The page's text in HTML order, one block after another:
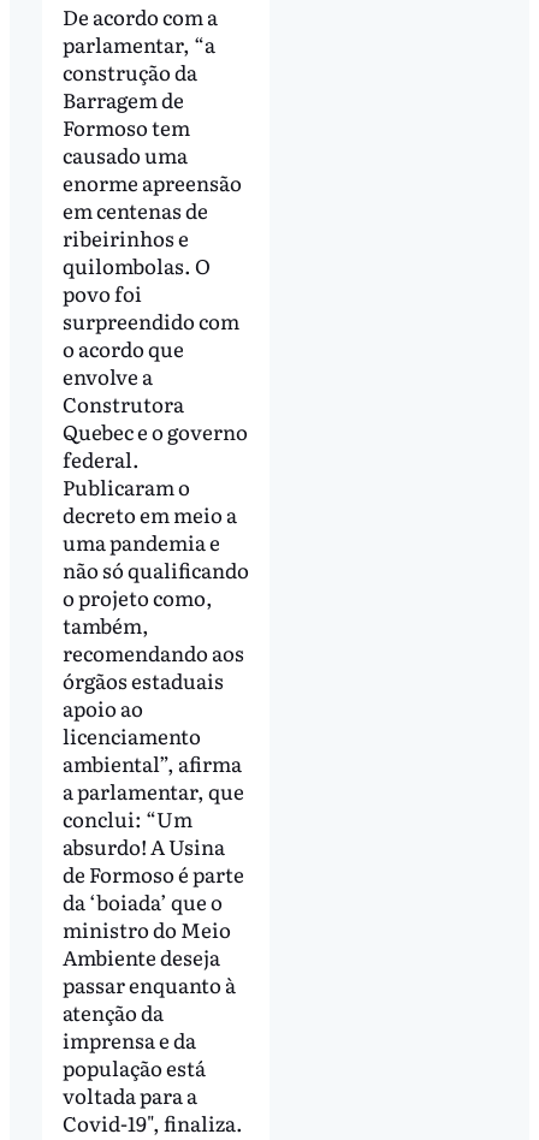
De acordo com a
parlamentar, “a
construção da
Barragem de
Formoso tem
causado uma
enorme apreensão
em centenas de
ribeirinhos e
quilombolas. O
povo foi
surpreendido com
o acordo que
envolve a
Construtora
Quebec e o governo
federal.
Publicaram o
decreto em meio a
uma pandemia e
não só qualificando
o projeto como,
também,
recomendando aos
órgãos estaduais
apoio ao
licenciamento
ambiental”, afirma
a parlamentar, que
conclui: “Um
absurdo! A Usina
de Formoso é parte
da ‘boiada’ que o
ministro do Meio
Ambiente deseja
passar enquanto à
atenção da
imprensa e da
população está
voltada para a
Covid-19", finaliza.